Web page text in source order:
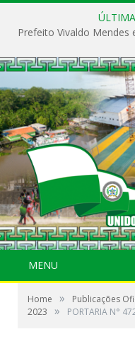
MENU
Home » Publicações
2023
» PORTARIA N°